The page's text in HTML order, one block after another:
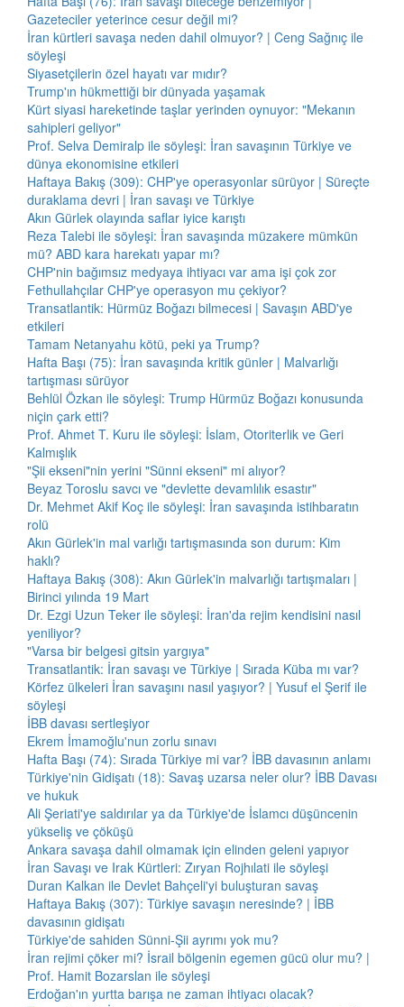
Gazeteciler yeterince cesur değil mi?
İran kürtleri savaşa neden dahil olmuyor? | Ceng Sağnıç ile
söyleşi
Siyasetçilerin özel hayatı var mıdır?
Trump'ın hükmettiği bir dünyada yaşamak
Kürt siyasi hareketinde taşlar yerinden oynuyor: "Mekanın
sahipleri geliyor"
Prof. Selva Demiralp ile söyleşi: İran savaşının Türkiye ve
dünya ekonomisine etkileri
Haftaya Bakış (309): CHP'ye operasyonlar sürüyor | Süreçte
duraklama devri | İran savaşı ve Türkiye
Akın Gürlek olayında saflar iyice karıştı
Reza Talebi ile söyleşi: İran savaşında müzakere mümkün
mü? ABD kara harekatı yapar mı?
CHP'nin bağımsız medyaya ihtiyacı var ama işi çok zor
Fethullahçılar CHP'ye operasyon mu çekiyor?
Transatlantik: Hürmüz Boğazı bilmecesi | Savaşın ABD'ye
etkileri
Tamam Netanyahu kötü, peki ya Trump?
Hafta Başı (75): İran savaşında kritik günler | Malvarlığı
tartışması sürüyor
Behlül Özkan ile söyleşi: Trump Hürmüz Boğazı konusunda
niçin çark etti?
Prof. Ahmet T. Kuru ile söyleşi: İslam, Otoriterlik ve Geri
Kalmışlık
"Şii ekseni"nin yerini "Sünni ekseni" mi alıyor?
Beyaz Toroslu savcı ve "devlette devamlılık esastır"
Dr. Mehmet Akif Koç ile söyleşi: İran savaşında istihbaratın
rolü
Akın Gürlek'in mal varlığı tartışmasında son durum: Kim
haklı?
Haftaya Bakış (308): Akın Gürlek'in malvarlığı tartışmaları |
Birinci yılında 19 Mart
Dr. Ezgi Uzun Teker ile söyleşi: İran'da rejim kendisini nasıl
yeniliyor?
"Varsa bir belgesi gitsin yargıya"
Transatlantik: İran savaşı ve Türkiye | Sırada Küba mı var?
Körfez ülkeleri İran savaşını nasıl yaşıyor? | Yusuf el Şerif ile
söyleşi
İBB davası sertleşiyor
Ekrem İmamoğlu'nun zorlu sınavı
Hafta Başı (74): Sırada Türkiye mi var? İBB davasının anlamı
Türkiye'nin Gidişatı (18): Savaş uzarsa neler olur? İBB Davası
ve hukuk
Ali Şeriati'ye saldırılar ya da Türkiye'de İslamcı düşüncenin
yükseliş ve çöküşü
Ankara savaşa dahil olmamak için elinden geleni yapıyor
İran Savaşı ve Irak Kürtleri: Zıryan Rojhılati ile söyleşi
Duran Kalkan ile Devlet Bahçeli'yi buluşturan savaş
Haftaya Bakış (307): Türkiye savaşın neresinde? | İBB
davasının gidişatı
Türkiye'de sahiden Sünni-Şii ayrımı yok mu?
İran rejimi çöker mi? İsrail bölgenin egemen gücü olur mu? |
Prof. Hamit Bozarslan ile söyleşi
Erdoğan'ın yurtta barışa ne zaman ihtiyacı olacak?